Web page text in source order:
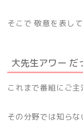
そこで 敬意を表し
大先生アワー だ
これまで番組にご
その分野では知ら